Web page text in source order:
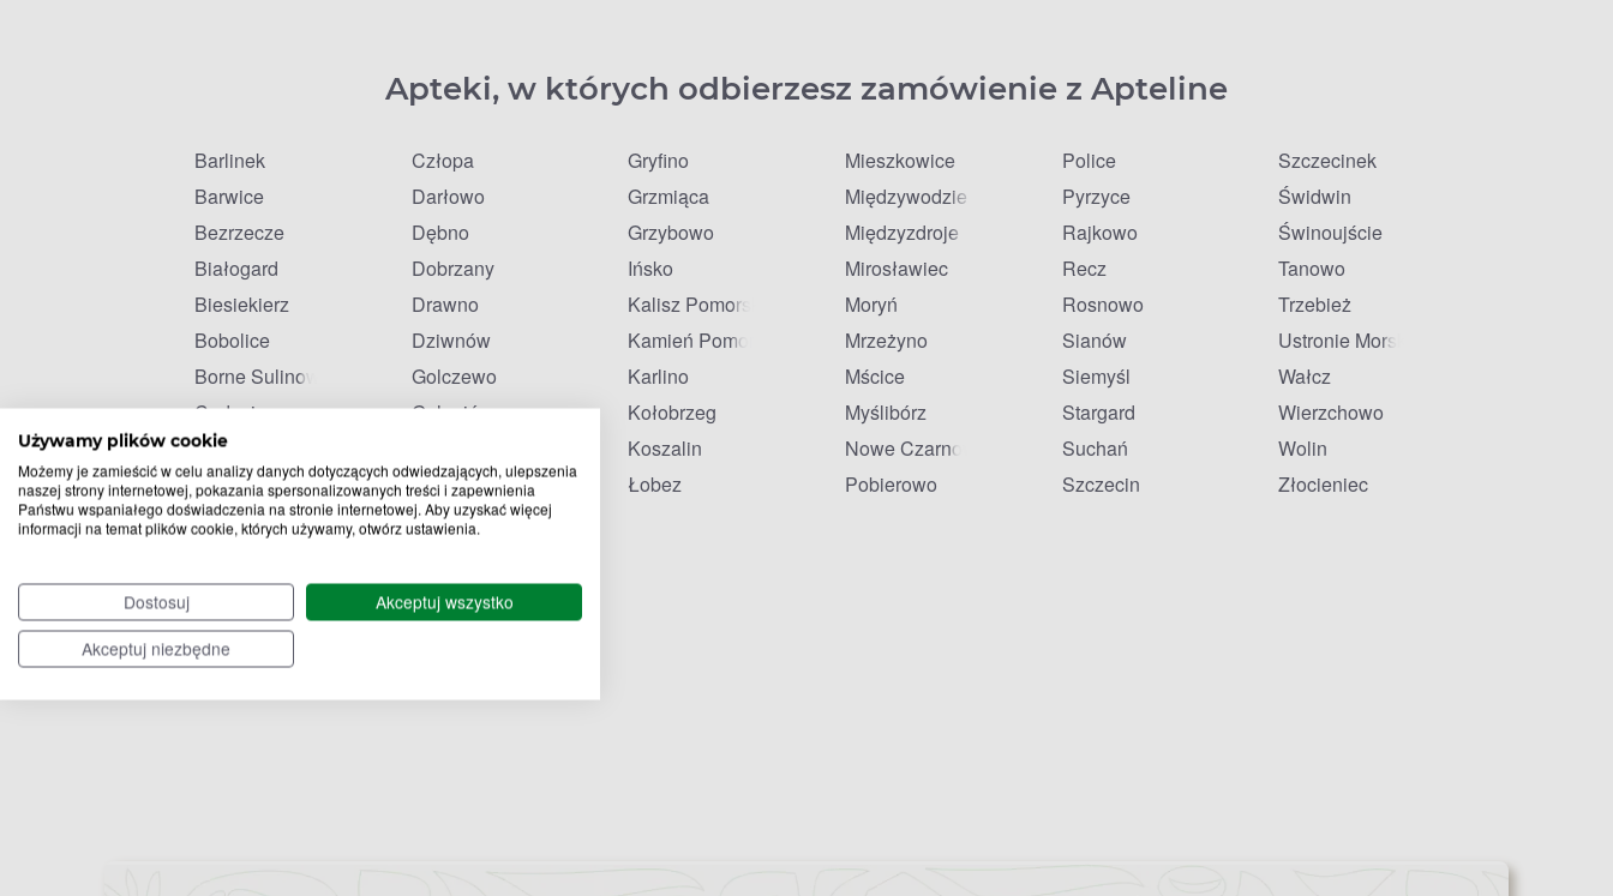
Używamy plików cookie
Możemy je zamieścić w celu analizy danych dotyczących odwiedzających, ulepszenia
naszej strony internetowej, pokazania spersonalizowanych treści i zapewnienia
Państwu wspaniałego doświadczenia na stronie internetowej. Aby uzyskać więcej
informacji na temat plików cookie, których używamy, otwórz ustawienia.
Dostosuj
Akceptuj wszystko
Akceptuj niezbędne
Apteki, w których odbierzesz zamówienie z Apteline
Barlinek
Barwice
Bezrzecze
Białogard
Biesiekierz
Bobolice
Borne Sulinowo
Cedynia
Cerkwica
Choszczno
Człopa
Darłowo
Dębno
Dobrzany
Drawno
Dziwnów
Golczewo
Goleniów
Gryfice
Gryfino
Grzmiąca
Grzybowo
Ińsko
Kalisz Pomorski
Kamień Pomorski
Karlino
Kołobrzeg
Koszalin
Łobez
Mieszkowice
Międzywodzie
Międzyzdroje
Mirosławiec
Moryń
Mrzeżyno
Mścice
Myślibórz
Nowe Czarnowo
Pobierowo
Police
Pyrzyce
Rajkowo
Recz
Rosnowo
Sianów
Siemyśl
Stargard
Suchań
Szczecin
Szczecinek
Świdwin
Świnoujście
Tanowo
Trzebież
Ustronie Morskie
Wałcz
Wierzchowo
Wolin
Złocieniec